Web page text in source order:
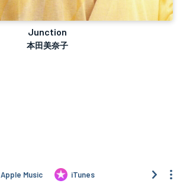
Junction
本田美奈子
Apple Music iTunes